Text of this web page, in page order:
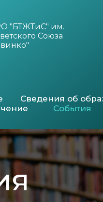
"БТЖТиС" им.
Союза
Сведения об
События